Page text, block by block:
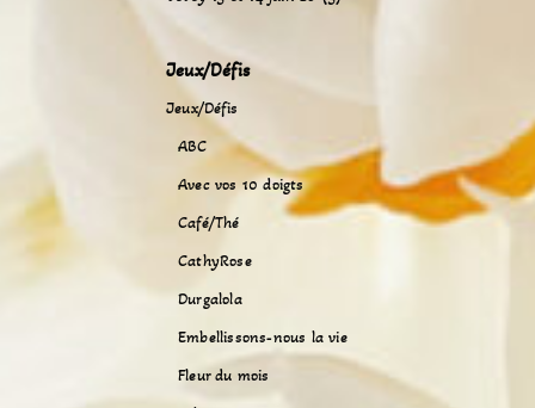
Jeux/Défis
Jeux/Défis
ABC
Avec vos 10 doigts
Café/Thé
CathyRose
Durgalola
Embellissons-nous la vie
Fleur du mois